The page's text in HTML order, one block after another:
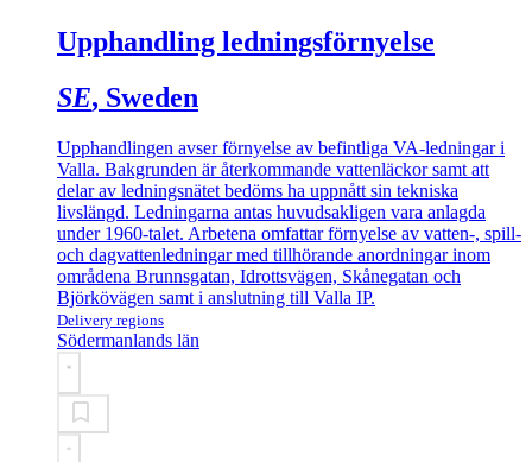
Upphandling ledningsförnyelse
SE, Sweden
Upphandlingen avser förnyelse av befintliga VA-ledningar i
Valla. Bakgrunden är återkommande vattenläckor samt att
delar av ledningsnätet bedöms ha uppnått sin tekniska
livslängd. Ledningarna antas huvudsakligen vara anlagda
under 1960-talet. Arbetena omfattar förnyelse av vatten-, spill-
och dagvattenledningar med tillhörande anordningar inom
områdena Brunnsgatan, Idrottsvägen, Skånegatan och
Björkövägen samt i anslutning till Valla IP.
Delivery regions
Södermanlands län